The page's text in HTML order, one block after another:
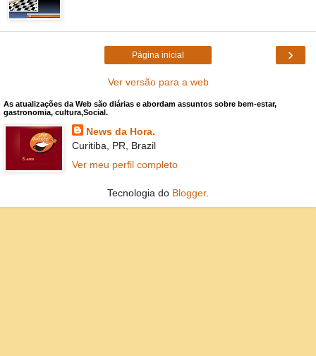
›
Página inicial
Ver versão para a web
As atualizações da Web são diárias e abordam assuntos sobre bem-estar,
gastronomia, cultura,Social.
News da Hora.
Curitiba, PR, Brazil
Ver meu perfil completo
Tecnologia do Blogger.